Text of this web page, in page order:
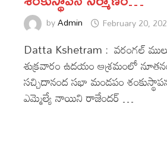
byAdmin February 20,
Datta Kshetram : వరంగల్
శుక్రవారం ఉదయం ఆశ్రమంలో
సచ్చిదానంద సభా మండపం
ఎమ్మెల్యే నాయిని రాజేందర్ …